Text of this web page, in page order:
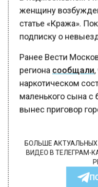
женщину
статье «Кража».
подписку о
Ранее Вести
регионасообщали,
наркотическом
маленького сына с
вынес приговор
БОЛЬШЕ
ВИДЕО В ТЕЛЕГРАМ-